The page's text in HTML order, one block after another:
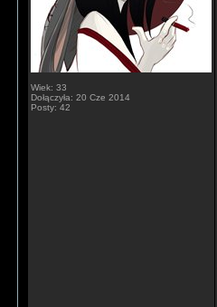
Wiek: 33
Dołączyła: 20 Cze 2014
Posty: 42